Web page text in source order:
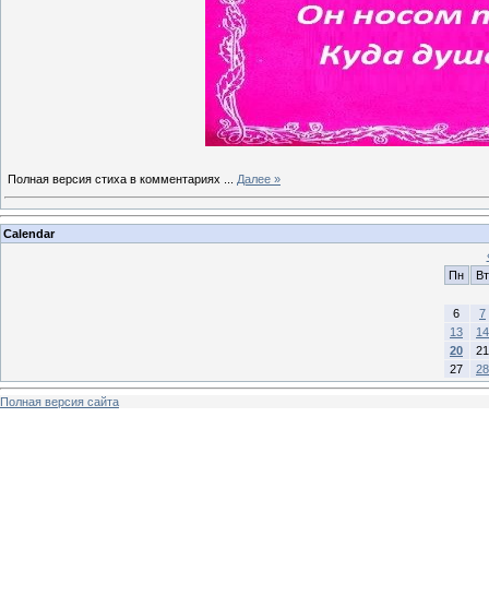
Полная версия стиха в комментариях Далее »
Calendar
Пн
Вт
6
7
13
14
20
21
27
28
Полная версия сайта